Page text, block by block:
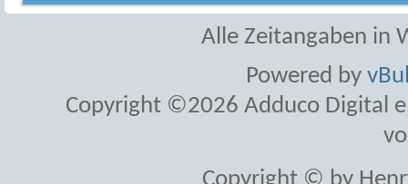
Alle Zeitangaben in
Powered by
Copyright ©2026 Adduco Digital